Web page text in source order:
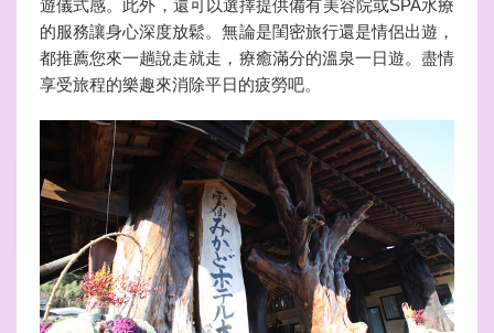
遊儀式感。此外，還可以選擇提供備有美容院或SPA水療
的服務讓身心深度放鬆。無論是閨密旅行還是情侶出遊，
都推薦您來一趟說走就走，療癒滿分的溫泉一日遊。盡情
享受旅程的樂趣來消除平日的疲勞吧。